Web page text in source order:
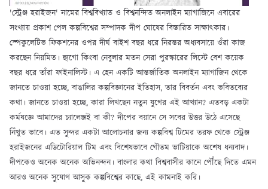
'স্ট্রেঞ্জ হরাইজন' নামের বিশ্ববিখ্যাত ও বিশ্বনন্দিত অনলাইন ম্যাগাজিনে এবারের
সংখ্যায় প্রকাশ পেল কল্পবিশ্বের সম্পাদক দীপ ঘোষের বিস্তারিত সাক্ষাৎকার।
স্পেকুলেটিভ ফিকশনের ওপর দীর্ঘ বাইশ বছর ধরে নিরন্তর অধ্যবসায়ে ওঁরা কাজ
করছেন নিয়মিত। হ্যুগো কিংবা নেবুলার মতন সেরা পুরস্কারের লিস্টে বেশ কয়েক
বছর ধরে তাঁরা ফাইনালিস্ট। এ হেন একটি আন্তর্জাতিক অনলাইন ম্যাগাজিন থেকে
জানতে চাওয়া হচ্ছে, বাঙালির কল্পবিজ্ঞানের ইতিহাস, তার বিবর্তন এবং ভবিতব্যের
কথা। জানতে চাওয়া হচ্ছে, কারা লিখছেন নতুন যুগের এই আখ্যান? এতবড় একটা
কর্মযজ্ঞে আমাদের চ্যালেঞ্জই বা কী? দীপের বয়ানে সে সবের উত্তর উঠে এসেছে
নিঁখুত ভাবে। এত সুন্দর একটা আলোচনার জন্য কল্পবিশ্ব টিমের তরফ থেকে স্ট্রেঞ্জ
হরাইজনের এডিটোরিয়াল টিম এবং বিশেষভাবে গৌতম ভাটিয়াকে অশেষ ধন্যবাদ।
দীপকেও অনেক অনেক অভিনন্দন। বাংলার কথা বিশ্ববাসীর কানে পৌঁছে দিতে এমন
আরও অনেক সুযোগ আসুক কল্পবিশ্বের কাছে, এই কামনাই করি।